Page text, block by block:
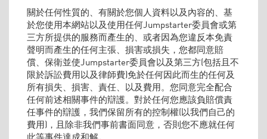
關於任何性質的、有關於您個人資料以及內容的、基
於您使用本網站以及使用任何Jumpstarter委員會或第
三方所提供的服務而產生的、或者因為您違反本免責
聲明而產生的任何主張、損害或損失，您都同意賠
償、保衛並使Jumpstarter委員會以及第三方(包括且不
限於訴訟費用以及律師費)免於任何因此而生的任何及
所有損失、損害、責任、以及費用。您同意完全配合
任何前述相關事件的辯護。對於任何您應該負賠償責
任事件的辯護，我們保留所有的控制權(以我們自己的
費用)，且除非我們事前書面同意，否則您不應就任何